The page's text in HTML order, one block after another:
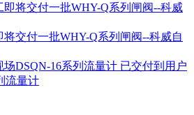
交付一批WHY-Q系列闸阀--科威自
已交付到用户
流量计